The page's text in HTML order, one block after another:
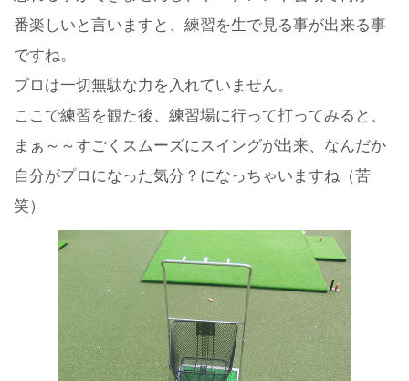
番楽しいと言いますと、練習を生で見る事が出来る事
ですね。
プロは一切無駄な力を入れていません。
ここで練習を観た後、練習場に行って打ってみると、
まぁ～～すごくスムーズにスイングが出来、なんだか
自分がプロになった気分？になっちゃいますね（苦
笑）